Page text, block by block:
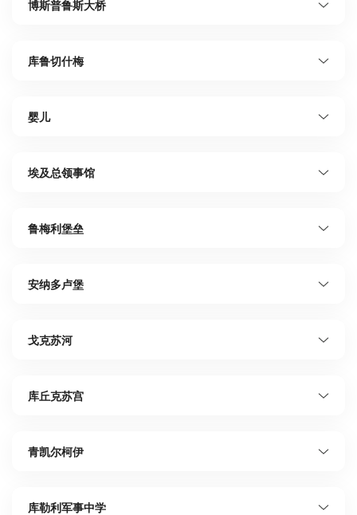
博斯普鲁斯大桥
库鲁切什梅
婴儿
埃及总领事馆
鲁梅利堡垒
安纳多卢堡
戈克苏河
库丘克苏宫
青凯尔柯伊
库勒利军事中学